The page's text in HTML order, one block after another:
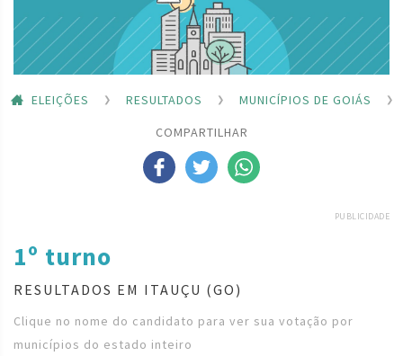
ELEIÇÕES RESULTADOS
MUNICÍPIOS DE GOIÁS
COMPARTILHAR
PUBLICIDADE
1º turno
RESULTADOS EM ITAUÇU (GO)
Clique no nome do candidato para ver sua votação por
municípios do estado inteiro